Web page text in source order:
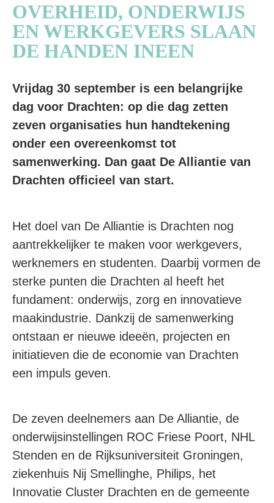
OVERHEID, ONDERWIJS
EN WERKGEVERS SLAAN
DE HANDEN INEEN
Vrijdag 30 september is een belangrijke
dag voor Drachten: op die dag zetten
zeven organisaties hun handtekening
onder een overeenkomst tot
samenwerking. Dan gaat De Alliantie van
Drachten officieel van start.
Het doel van De Alliantie is Drachten nog
aantrekkelijker te maken voor werkgevers,
werknemers en studenten. Daarbij vormen de
sterke punten die Drachten al heeft het
fundament: onderwijs, zorg en innovatieve
maakindustrie. Dankzij de samenwerking
ontstaan er nieuwe ideeën, projecten en
initiatieven die de economie van Drachten
een impuls geven.
De zeven deelnemers aan De Alliantie, de
onderwijsinstellingen ROC Friese Poort, NHL
Stenden en de Rijksuniversiteit Groningen,
ziekenhuis Nij Smellinghe, Philips, het
Innovatie Cluster Drachten en de gemeente